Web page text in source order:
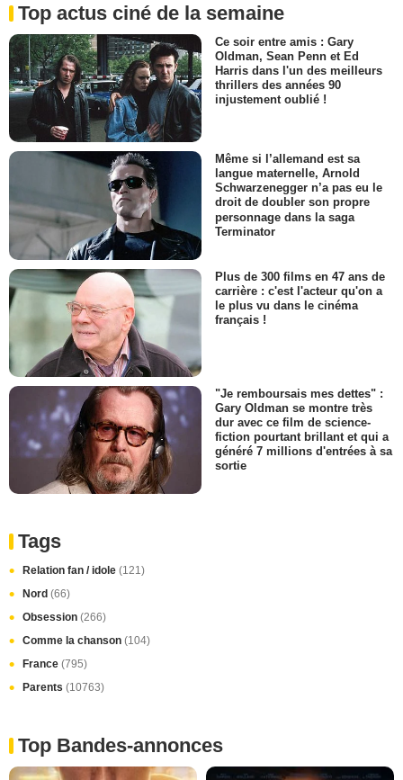
Top actus ciné de la semaine
Ce soir entre amis : Gary
Oldman, Sean Penn et Ed
Harris dans l'un des meilleurs
thrillers des années 90
injustement oublié !
Même si l’allemand est sa
langue maternelle, Arnold
Schwarzenegger n’a pas eu le
droit de doubler son propre
personnage dans la saga
Terminator
Plus de 300 films en 47 ans de
carrière : c'est l'acteur qu'on a
le plus vu dans le cinéma
français !
"Je remboursais mes dettes" :
Gary Oldman se montre très
dur avec ce film de science-
fiction pourtant brillant et qui a
généré 7 millions d'entrées à sa
sortie
Tags
Relation fan / idole (121)
Nord (66)
Obsession (266)
Comme la chanson (104)
France (795)
Parents (10763)
Top Bandes-annonces